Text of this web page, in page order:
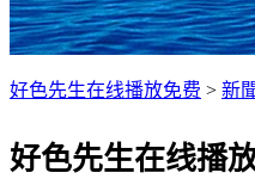
好色先生在线播放免费 > 新
好色先生在线播